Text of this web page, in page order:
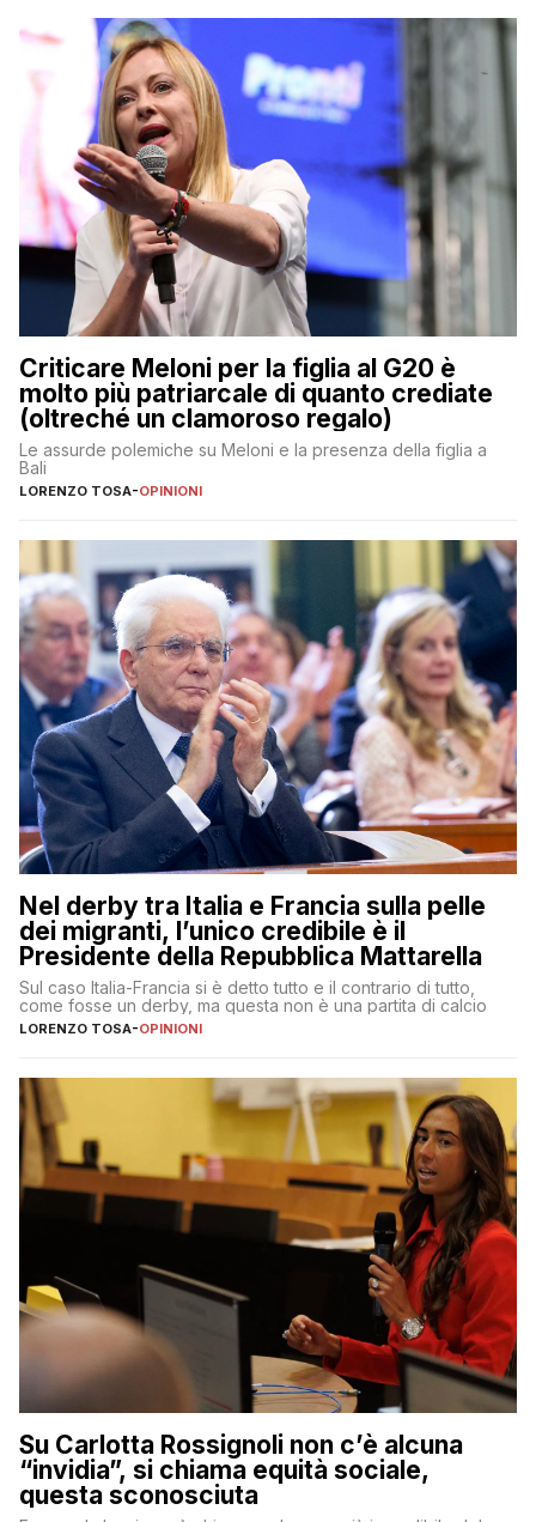
Criticare Meloni per la figlia al G20 è
molto più patriarcale di quanto crediate
(oltreché un clamoroso regalo)
Le assurde polemiche su Meloni e la presenza della figlia a
Bali
LORENZO TOSA-OPINIONI
Nel derby tra Italia e Francia sulla pelle
dei migranti, l’unico credibile è il
Presidente della Repubblica Mattarella
Sul caso Italia-Francia si è detto tutto e il contrario di tutto,
come fosse un derby, ma questa non è una partita di calcio
LORENZO TOSA-OPINIONI
Su Carlotta Rossignoli non c’è alcuna
“invidia”, si chiama equità sociale,
questa sconosciuta